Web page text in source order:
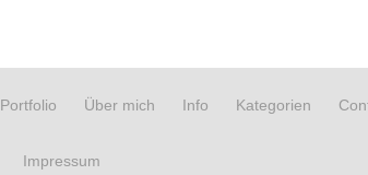
Portfolio Über mich Info Kategorien
Impressum